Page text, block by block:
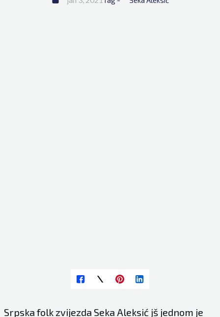
Srpska folk zvijezda Seka Aleksić jš jednom je